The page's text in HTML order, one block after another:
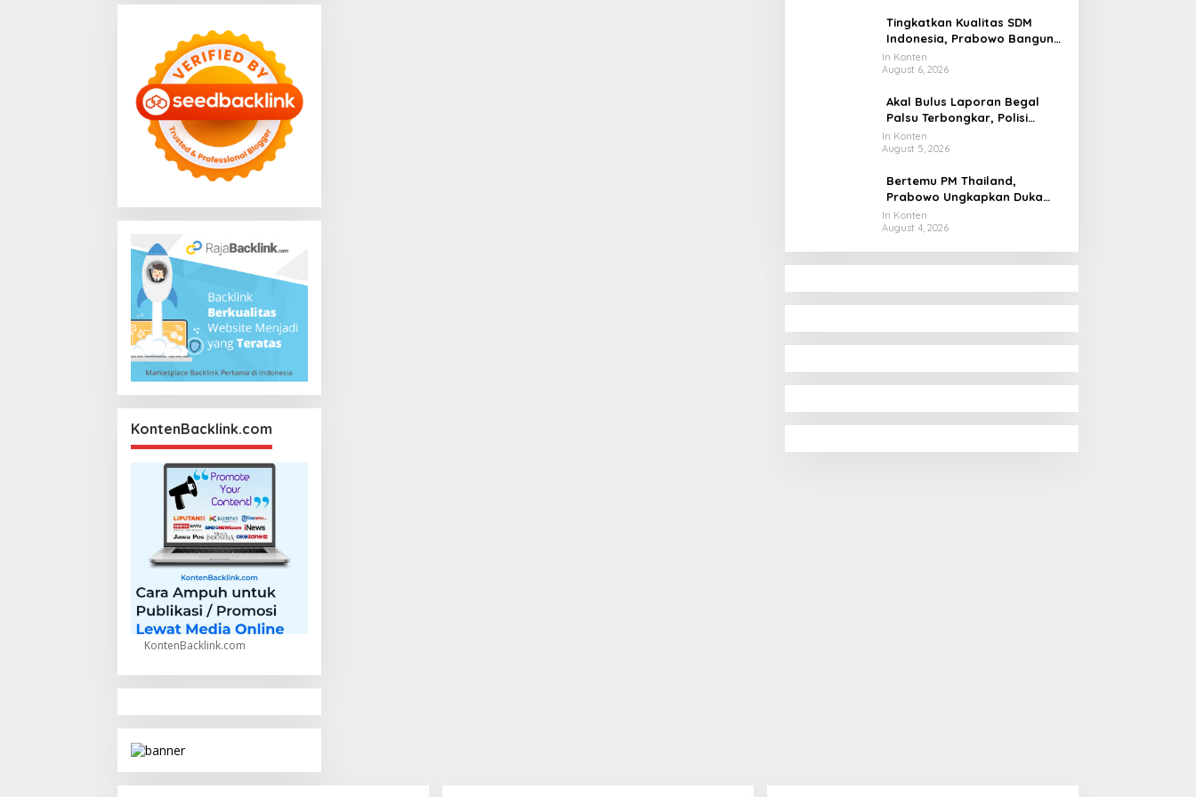
KontenBacklink.com
KontenBacklink.com
Tingkatkan Kualitas SDM
Indonesia, Prabowo Bangun
Sekolah Unggulan hingga
Undang Universitas Terbaik
In Konten
August 6, 2026
Akal Bulus Laporan Begal
Palsu Terbongkar, Polisi
Ungkap Penggelapan Uang
Perusahaan untuk Crypto
In Konten
August 5, 2026
Bertemu PM Thailand,
Prabowo Ungkapkan Duka
Cita kepada Putri dan
Selamat Ulang Tahun ke Raja
In Konten
August 4, 2026